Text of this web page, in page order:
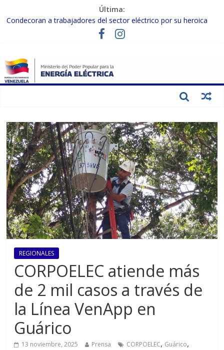
Última:
Condecoran a trabajadores del sector eléctrico por su heroica
labor tras el doble sismo del 24-J
Gobierno Nacional coordina acciones con el sector privado para
Inspeccionan trabajos de rehabilitación en instalaciones del SEN
en Carabobo
Gobierno Nacional activa plan preventivo para fortalecer el SEN
REGIONALES
CORPOELEC atiende más
de 2 mil casos a través de
la Línea VenApp en
Guárico
13 noviembre, 2025 Prensa CORPOELEC, Guárico,